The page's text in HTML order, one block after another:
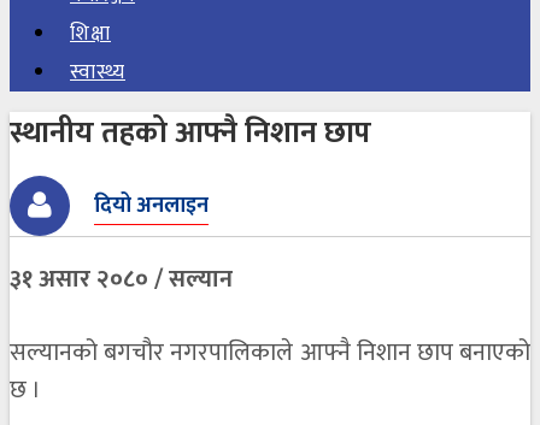
शिक्षा
स्वास्थ्य
स्थानीय तहको आफ्नै निशान छाप
दियो अनलाइन
३१ असार २०८० / सल्यान
सल्यानको बगचौर नगरपालिकाले आफ्नै निशान छाप बनाएको
छ ।